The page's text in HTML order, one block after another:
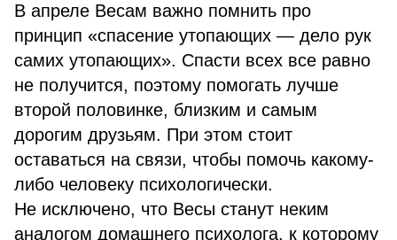
В апреле Весам важно помнить про
принцип «спасение утопающих — дело рук
самих утопающих». Спасти всех все равно
не получится, поэтому помогать лучше
второй половинке, близким и самым
дорогим друзьям. При этом стоит
оставаться на связи, чтобы помочь какому-
либо человеку психологически.
Не исключено, что Весы станут неким
аналогом домашнего психолога, к которому